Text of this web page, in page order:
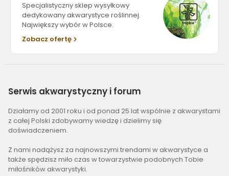
Specjalistyczny sklep wysyłkowy
dedykowany akwarystyce roślinnej.
Największy wybór w Polsce.
Zobacz ofertę
Serwis akwarystyczny i forum
Działamy od 2001 roku i od ponad 25 lat wspólnie z akwarystami
z całej Polski zdobywamy wiedzę i dzielimy się
doświadczeniem.
Z nami nadążysz za najnowszymi trendami w akwarystyce a
także spędzisz miło czas w towarzystwie podobnych Tobie
miłośników akwarystyki.